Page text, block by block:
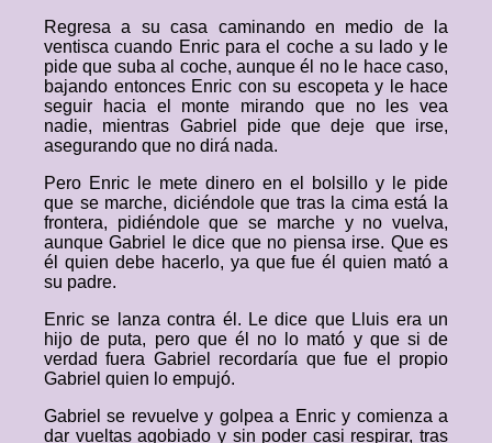
Regresa a su casa caminando en medio de la
ventisca cuando Enric para el coche a su lado y le
pide que suba al coche, aunque él no le hace caso,
bajando entonces Enric con su escopeta y le hace
seguir hacia el monte mirando que no les vea
nadie, mientras Gabriel pide que deje que irse,
asegurando que no dirá nada.
Pero Enric le mete dinero en el bolsillo y le pide
que se marche, diciéndole que tras la cima está la
frontera, pidiéndole que se marche y no vuelva,
aunque Gabriel le dice que no piensa irse. Que es
él quien debe hacerlo, ya que fue él quien mató a
su padre.
Enric se lanza contra él. Le dice que Lluis era un
hijo de puta, pero que él no lo mató y que si de
verdad fuera Gabriel recordaría que fue el propio
Gabriel quien lo empujó.
Gabriel se revuelve y golpea a Enric y comienza a
dar vueltas agobiado y sin poder casi respirar, tras